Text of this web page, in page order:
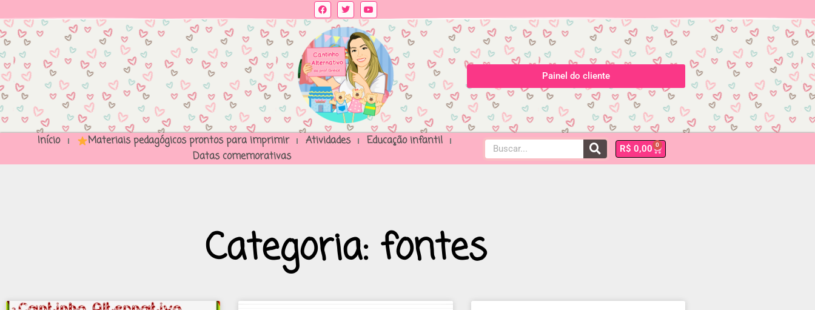
Painel do cliente
Início Materiais pedagógicos prontos para imprimir Atividades
Educação infantil
Datas comemorativas
R$ 0,00 0
Categoria: fontes